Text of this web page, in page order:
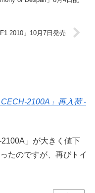
2010」10月7日発売
2100A」再入荷 -
」が大きく値下
たのですが、再びトイ